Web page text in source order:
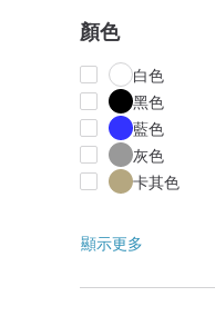
顏色
白色
黑色
藍色
灰色
卡其色
顯示更多